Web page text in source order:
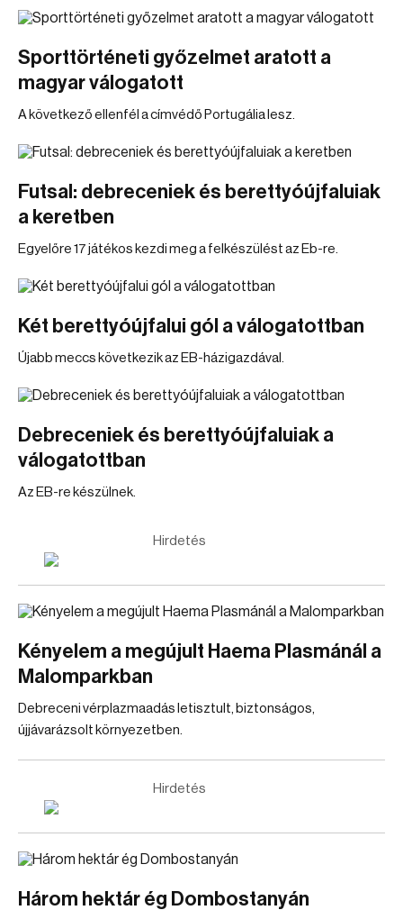
Sporttörténeti győzelmet aratott a
magyar válogatott
A következő ellenfél a címvédő Portugália lesz.
Futsal: debreceniek és berettyóújfaluiak
a keretben
Egyelőre 17 játékos kezdi meg a felkészülést az Eb-re.
Két berettyóújfalui gól a válogatottban
Újabb meccs következik az EB-házigazdával.
Debreceniek és berettyóújfaluiak a
válogatottban
Az EB-re készülnek.
Hirdetés
Kényelem a megújult Haema Plasmánál a
Malomparkban
Debreceni vérplazmaadás letisztult, biztonságos,
újjávarázsolt környezetben.
Hirdetés
Három hektár ég Dombostanyán